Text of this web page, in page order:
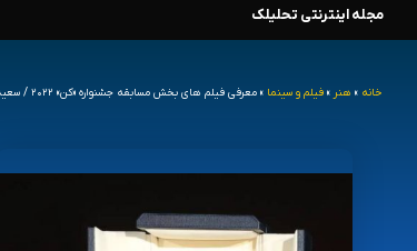
محتوا
مجله اینترنتی تحلیلک
خانه » هنر » فیلم و سینما » معرفی فیلم‌ های بخش مسابقه جشنواره «کن» ۲۰۲۲ / سعید روستایی نماینده ایران در فستیوال